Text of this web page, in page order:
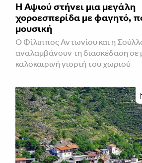
Η Αψιού στήνει μια μεγάλη
χοροεσπερίδα με φαγητό,
μουσική
Ο Φίλιππος Αντωνίου και η
αναλαμβάνουν τη διασκέδαση σε
καλοκαιρινή γιορτή του χωριού